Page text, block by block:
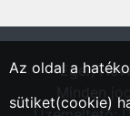
"Eger,
Minden
Az oldal a
sütiket(cookie)